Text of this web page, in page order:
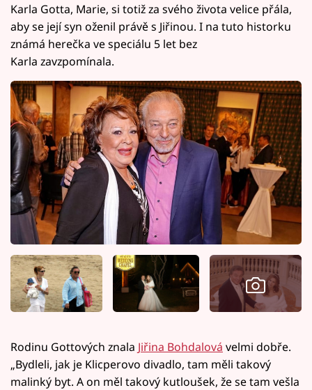
Karla Gotta, Marie, si totiž za svého života velice přála,
aby se její syn oženil právě s Jiřinou. I na tuto historku
známá herečka ve speciálu 5 let bez
Karla zavzpomínala.
Rodinu Gottových znala Jiřina Bohdalová velmi dobře.
„Bydleli, jak je Klicperovo divadlo, tam měli takový
malinký byt. A on měl takový kutloušek, že se tam vešla